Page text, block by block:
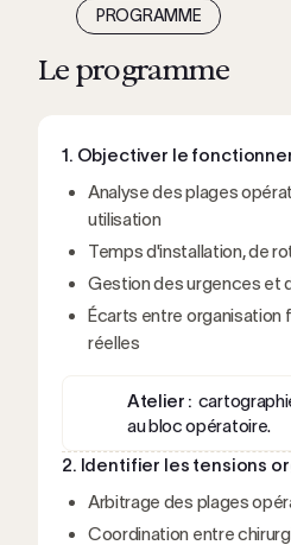
PROGRAMME
Le programme
1. Objectiver le
Analyse des plages
utilisation
Temps d'installation, de
Gestion des urgences et
Écarts entre organisation
réelles
Atelier :
au bloc opératoire.
2. Identifier les tensions
Arbitrage des plages
Coordination entre